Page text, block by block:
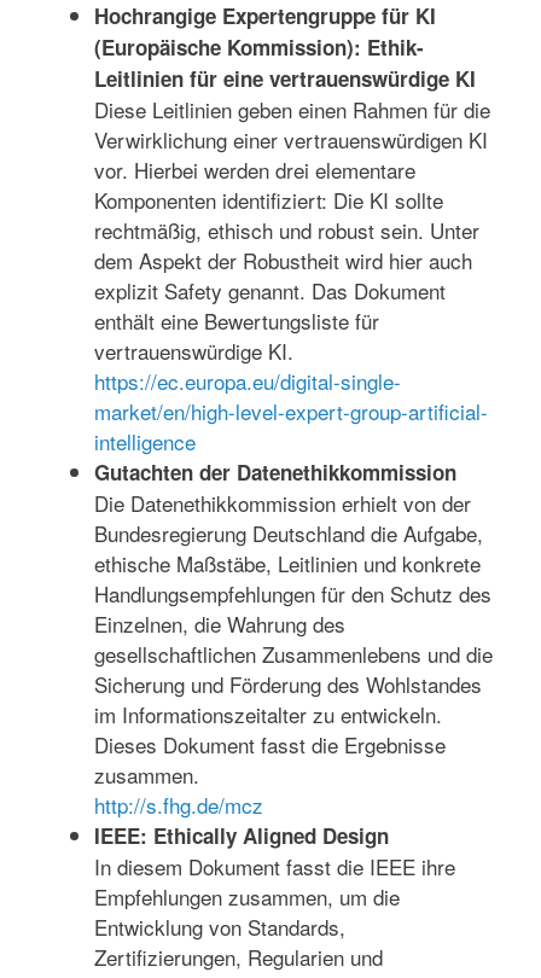
Hochrangige Expertengruppe für KI
(Europäische Kommission): Ethik-
Leitlinien für eine vertrauenswürdige KI
Diese Leitlinien geben einen Rahmen für die
Verwirklichung einer vertrauenswürdigen KI
vor. Hierbei werden drei elementare
Komponenten identifiziert: Die KI sollte
rechtmäßig, ethisch und robust sein. Unter
dem Aspekt der Robustheit wird hier auch
explizit Safety genannt. Das Dokument
enthält eine Bewertungsliste für
vertrauenswürdige KI.
https://ec.europa.eu/digital-single-
market/en/high-level-expert-group-artificial-
intelligence
Gutachten der Datenethikkommission
Die Datenethikkommission erhielt von der
Bundesregierung Deutschland die Aufgabe,
ethische Maßstäbe, Leitlinien und konkrete
Handlungsempfehlungen für den Schutz des
Einzelnen, die Wahrung des
gesellschaftlichen Zusammenlebens und die
Sicherung und Förderung des Wohlstandes
im Informationszeitalter zu entwickeln.
Dieses Dokument fasst die Ergebnisse
zusammen.
http://s.fhg.de/mcz
IEEE: Ethically Aligned Design
In diesem Dokument fasst die IEEE ihre
Empfehlungen zusammen, um die
Entwicklung von Standards,
Zertifizierungen, Regularien und